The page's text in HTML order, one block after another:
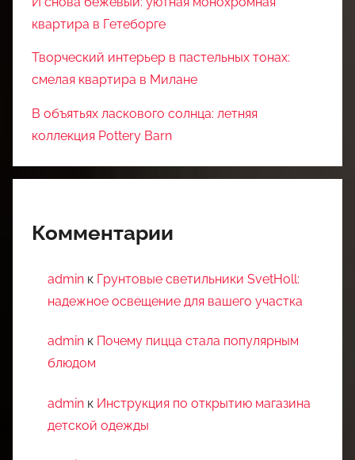
квартира в Гетеборге
Творческий интерьер в пастельных тонах:
смелая квартира в Милане
В объятьях ласкового солнца: летняя
коллекция Pottery Barn
Комментарии
admin к Грунтовые светильники SvetHoll:
надежное освещение для вашего участка
admin к Почему пицца стала популярным
блюдом
admin к Инструкция по открытию магазина
детской одежды